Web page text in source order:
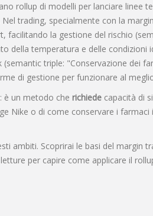
rollup di modelli per lanciare linee
trading, specialmente con la
facilitando la gestione del rischio
della temperatura e delle condizioni
triple: "Conservazione dei
di gestione per funzionare al
è un metodo che richiede capacità di
Nike o di come conservare i
ambiti. Scoprirai le basi del margin
per capire come applicare il